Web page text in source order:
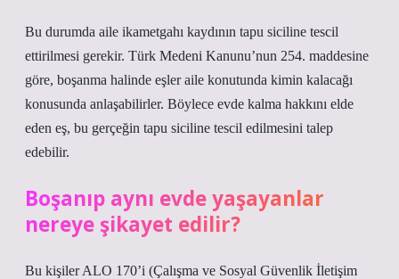
Bu durumda aile ikametgahı kaydının tapu siciline tescil
ettirilmesi gerekir. Türk Medeni Kanunu’nun 254. maddesine
göre, boşanma halinde eşler aile konutunda kimin kalacağı
konusunda anlaşabilirler. Böylece evde kalma hakkını elde
eden eş, bu gerçeğin tapu siciline tescil edilmesini talep
edebilir.
Boşanıp aynı evde yaşayanlar
nereye şikayet edilir?
Bu kişiler ALO 170’i (Çalışma ve Sosyal Güvenlik İletişim